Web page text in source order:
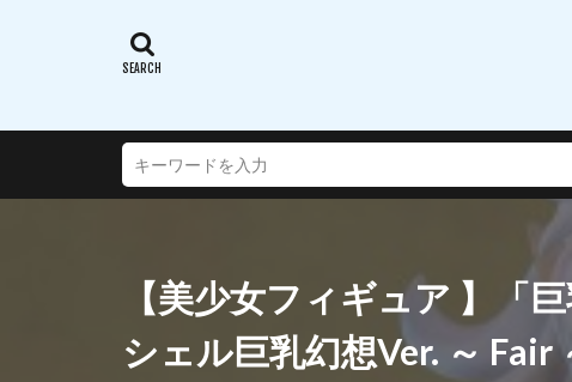
超次元ゲイムネプテュ
通常攻撃が全体攻撃で
連盟空軍航空魔法音楽
遠野秋葉
酒呑童子
銀鏡イオリ
錦木
閃乱カグラ SHINOVI
【美少女フィギュア 】「
シェル巨乳幻想Ver. ～